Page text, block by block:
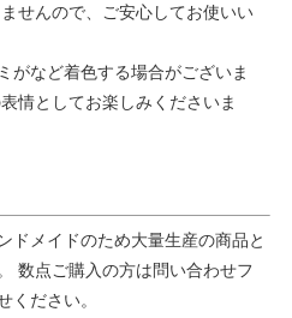
せんので、ご安心してお使いい
がなど着色する場合がございま
情としてお楽しみくださいま
ドメイドのため大量生産の商品と
数点ご購入の方は問い合わせフ
ください。